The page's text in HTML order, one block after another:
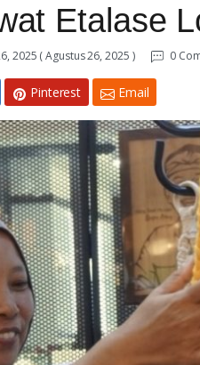
Etalase
2025 ( Agustus 26, 2025 ) 0
Pinterest Email